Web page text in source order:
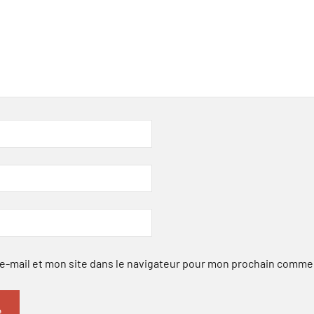
mail et mon site dans le navigateur pour mon prochain